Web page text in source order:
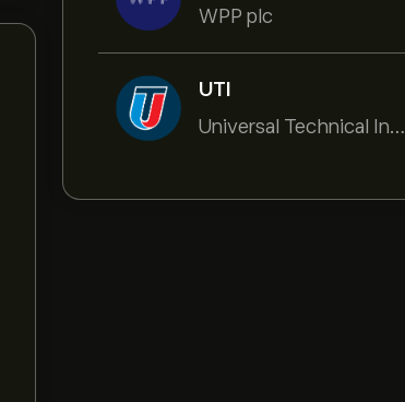
WPP plc
UTI
Universal Technical Institut